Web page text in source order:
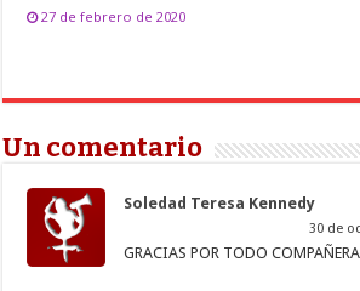
27 de febrero de 2020
Un comentario
Soledad Teresa Kennedy
30 de
GRACIAS POR TODO